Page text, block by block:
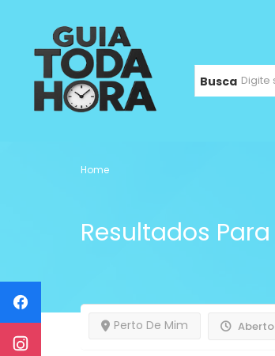
Busca
Home
Resultados Para
Aberto
Perto De Mim